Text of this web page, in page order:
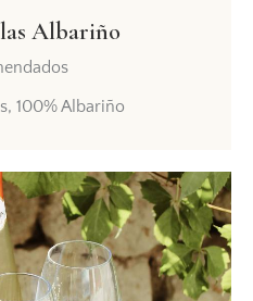
Albariño
100% Albariño